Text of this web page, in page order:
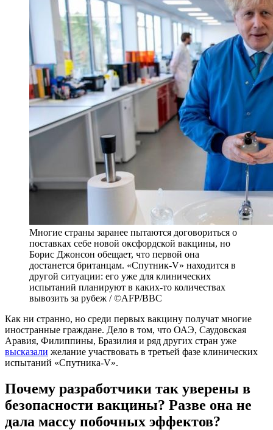
Многие страны заранее пытаются договориться о
поставках себе новой оксфордской вакцины, но
Борис Джонсон обещает, что первой она
достанется британцам. «Спутник-V» находится в
другой ситуации: его уже для клинических
испытаний планируют в каких-то количествах
вывозить за рубеж / ©AFP/BBC
Как ни странно, но среди первых вакцину получат многие
иностранные граждане. Дело в том, что ОАЭ, Саудовская
Аравия, Филиппины, Бразилия и ряд других стран уже
высказали желание участвовать в третьей фазе клинических
испытаний «Спутника-V».
Почему разработчики так уверены в
безопасности вакцины? Разве она не
дала массу побочных эффектов?